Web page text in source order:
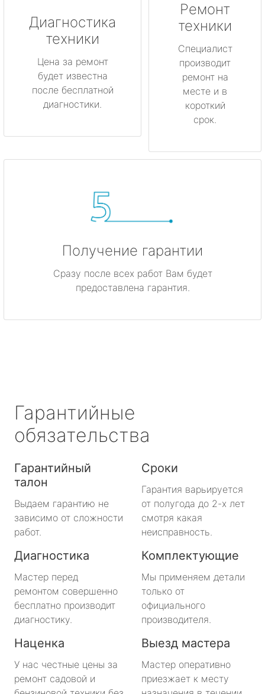
Диагностика
техники
Цена за ремонт
будет известна
после бесплатной
диагностики.
Ремонт
техники
Специалист
производит
ремонт на
месте и в
короткий
срок.
Получение гарантии
Сразу после всех работ Вам будет
предоставлена гарантия.
Гарантийные
обязательства
Гарантийный
талон
Выдаем гарантию не
зависимо от сложности
работ.
Сроки
Гарантия варьируется
от полугода до 2-х лет
смотря какая
неисправность.
Диагностика
Мастер перед
ремонтом совершенно
бесплатно производит
диагностику.
Комплектующие
Мы применяем детали
только от
официального
производителя.
Наценка
У нас честные цены за
ремонт садовой и
Выезд мастера
Мастер оперативно
приезжает к месту